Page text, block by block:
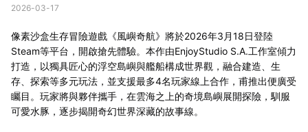
2026-03-17
像素沙盒生存冒險遊戲《風嶼奇航》將於2026年3月18日登陸
Steam等平台，開啟搶先體驗。本作由EnjoyStudio S.A.工作室傾力
打造，以獨具匠心的浮空島嶼與艦船構成世界觀，融合建造、生
存、探索等多元玩法，並支援最多4名玩家線上合作，甫推出便廣受
矚目。玩家將與夥伴攜手，在雲海之上的奇境島嶼展開探險，馴服
可愛水豚，逐步揭開奇幻世界深藏的故事線。